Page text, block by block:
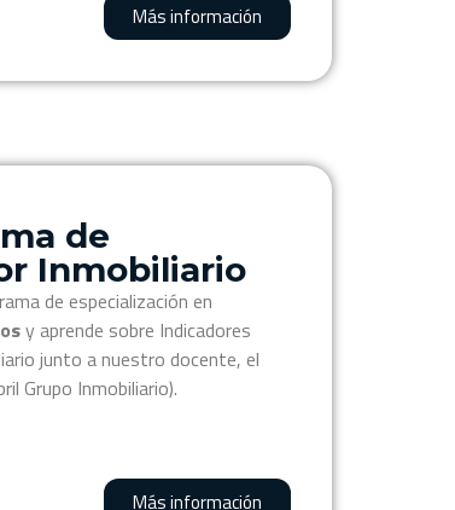
Más información
de
Inmobiliario
de especialización en
y aprende sobre Indicadores
junto a nuestro docente, el
Grupo Inmobiliario).
Más información